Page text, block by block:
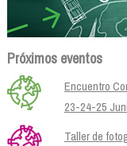
Próximos eventos
Encuentro
23-24-25
Taller de